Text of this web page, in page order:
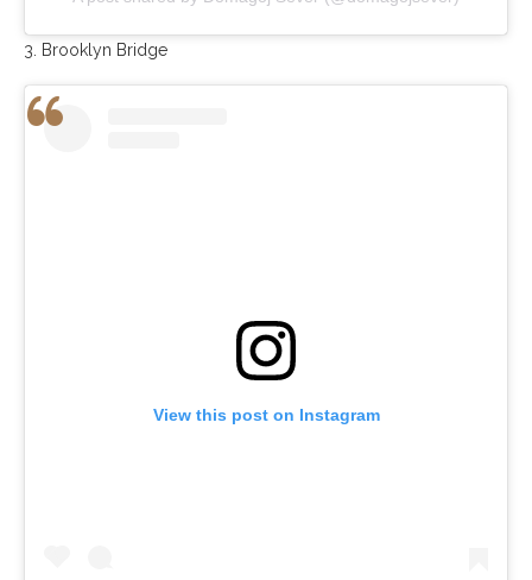
3. Brooklyn Bridge
View this post on Instagram